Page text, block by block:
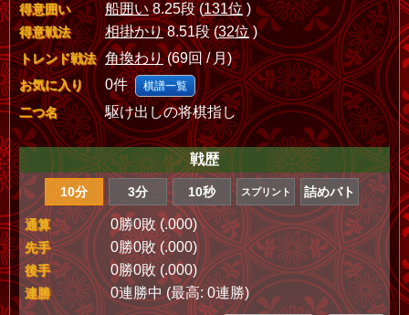
得意囲い 船囲い8.25段 (131位)
得意戦法 相掛かり8.51段 (32位)
トレンド戦法 角換わり(69回 / 月)
お気に入り 0件 棋譜一覧
二つ名 駆け出しの将棋指し
戦歴
10分 3分 10秒 スプリント 詰めバト
通算 0勝0敗 (.000)
先手 0勝0敗 (.000)
後手 0勝0敗 (.000)
連勝 0連勝中 (最高: 0連勝)